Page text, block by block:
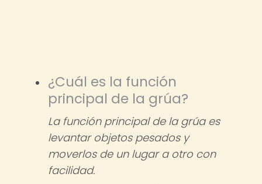
¿Cuál es la función
principal de la grúa?
La función principal de la grúa es
levantar objetos pesados y
moverlos de un lugar a otro con
facilidad.